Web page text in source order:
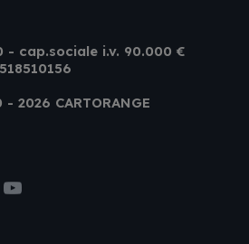
- cap.sociale i.v. 90.000 €
2026 CARTORANGE
Instagram